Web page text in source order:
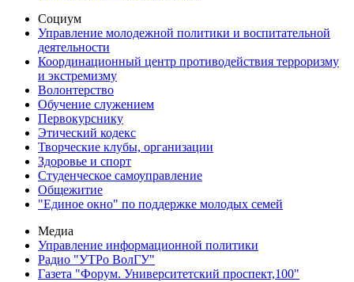
Социум
Управление молодежной политики и воспитательной
деятельности
Координационный центр противодействия терроризму
и экстремизму
Волонтерство
Обучение служением
Первокурснику
Этический кодекс
Творческие клубы, организации
Здоровье и спорт
Студенческое самоуправление
Общежитие
"Единое окно" по поддержке молодых семей
Медиа
Управление информационной политики
Радио "УТРо ВолГУ"
Газета "Форум. Университетский проспект,100"